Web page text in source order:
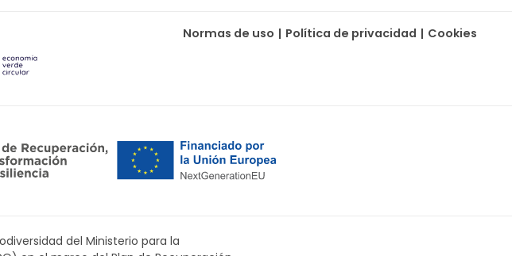
Normas de uso | Política de privacidad | Cookies
del Ministerio para la